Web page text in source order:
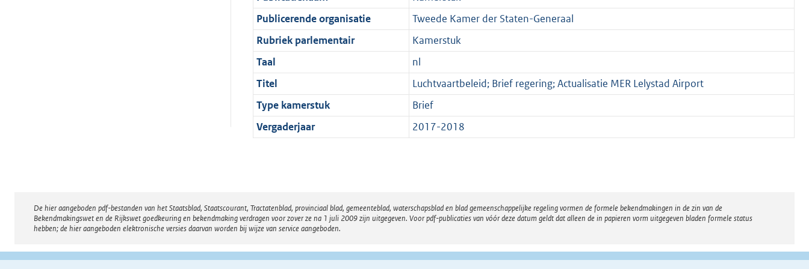
Publicerende organisatie
Tweede Kamer der Staten-Generaal
Rubriek parlementair
Kamerstuk
Taal
nl
Titel
Luchtvaartbeleid; Brief regering; Actualisatie MER Lelystad Airport
Type kamerstuk
Brief
Vergaderjaar
2017-2018
Disclaimer
De hier aangeboden pdf-bestanden van het Staatsblad, Staatscourant, Tractatenblad, provinciaal blad, gemeenteblad, waterschapsblad en blad gemeenschappelijke regeling vormen de formele bekendmakingen in de zin van de
Bekendmakingswet en de Rijkswet goedkeuring en bekendmaking verdragen voor zover ze na 1 juli 2009 zijn uitgegeven. Voor pdf-publicaties van vóór deze datum geldt dat alleen de in papieren vorm uitgegeven bladen formele status
hebben; de hier aangeboden elektronische versies daarvan worden bij wijze van service aangeboden.